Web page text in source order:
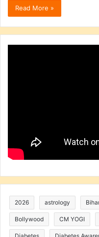
Read More »
2026 astrology
Bollywood CM YOGI
Diabetes Diabetes